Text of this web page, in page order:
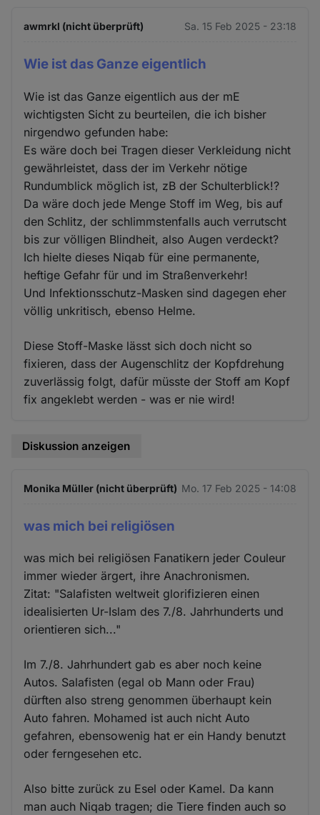
awmrkl (nicht überprüft) Sa. 15 Feb 2025 - 23:18
Wie ist das Ganze eigentlich
Wie ist das Ganze eigentlich aus der mE
wichtigsten Sicht zu beurteilen, die ich bisher
nirgendwo gefunden habe:
Es wäre doch bei Tragen dieser Verkleidung nicht
gewährleistet, dass der im Verkehr nötige
Rundumblick möglich ist, zB der Schulterblick!?
Da wäre doch jede Menge Stoff im Weg, bis auf
den Schlitz, der schlimmstenfalls auch verrutscht
bis zur völligen Blindheit, also Augen verdeckt?
Ich hielte dieses Niqab für eine permanente,
heftige Gefahr für und im Straßenverkehr!
Und Infektionsschutz-Masken sind dagegen eher
völlig unkritisch, ebenso Helme.
Diese Stoff-Maske lässt sich doch nicht so
fixieren, dass der Augenschlitz der Kopfdrehung
zuverlässig folgt, dafür müsste der Stoff am Kopf
fix angeklebt werden - was er nie wird!
Diskussion anzeigen
Monika Müller (nicht überprüft) Mo. 17 Feb 2025 - 14:08
was mich bei religiösen
was mich bei religiösen Fanatikern jeder Couleur
immer wieder ärgert, ihre Anachronismen.
Zitat: "Salafisten weltweit glorifizieren einen
idealisierten Ur-Islam des 7./8. Jahrhunderts und
orientieren sich..."
Im 7./8. Jahrhundert gab es aber noch keine
Autos. Salafisten (egal ob Mann oder Frau)
dürften also streng genommen überhaupt kein
Auto fahren. Mohamed ist auch nicht Auto
gefahren, ebensowenig hat er ein Handy benutzt
oder ferngesehen etc.
Also bitte zurück zu Esel oder Kamel. Da kann
man auch Niqab tragen; die Tiere finden auch so